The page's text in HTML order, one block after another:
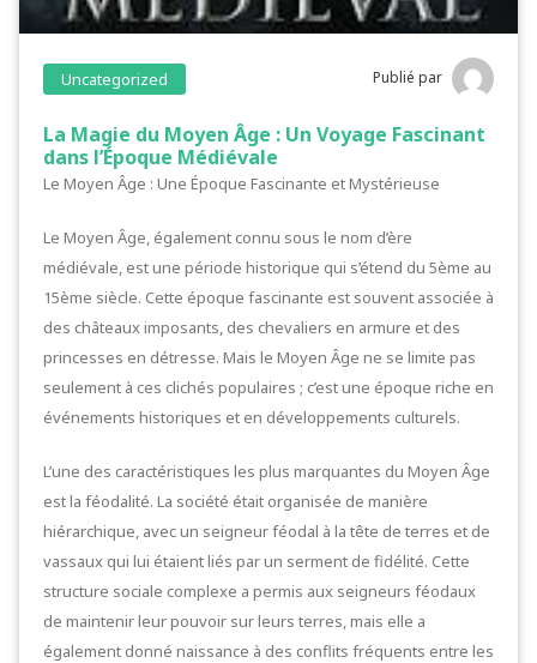
Uncategorized Publié par
La Magie du Moyen Âge : Un Voyage Fascinant
dans l’Époque Médiévale
Le Moyen Âge : Une Époque Fascinante et Mystérieuse
Le Moyen Âge, également connu sous le nom d’ère
médiévale, est une période historique qui s’étend du 5ème au
15ème siècle. Cette époque fascinante est souvent associée à
des châteaux imposants, des chevaliers en armure et des
princesses en détresse. Mais le Moyen Âge ne se limite pas
seulement à ces clichés populaires ; c’est une époque riche en
événements historiques et en développements culturels.
L’une des caractéristiques les plus marquantes du Moyen Âge
est la féodalité. La société était organisée de manière
hiérarchique, avec un seigneur féodal à la tête de terres et de
vassaux qui lui étaient liés par un serment de fidélité. Cette
structure sociale complexe a permis aux seigneurs féodaux
de maintenir leur pouvoir sur leurs terres, mais elle a
également donné naissance à des conflits fréquents entre les